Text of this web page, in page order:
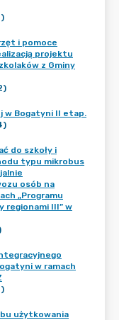
i pomoce
projektu
z Gminy
w Bogatyni II etap.
do szkoły i
typu mikrobus
osób na
„Programu
regionami III” w
w ramach
użytkowania